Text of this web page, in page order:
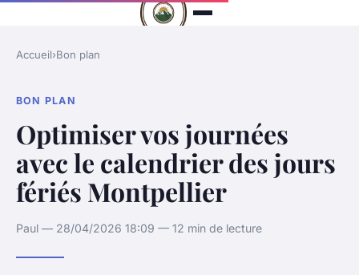
Accueil›Bon plan
BON PLAN
Optimiser vos journées
avec le calendrier des jours
fériés Montpellier
Paul — 28/04/2026 18:09 — 12 min de lecture